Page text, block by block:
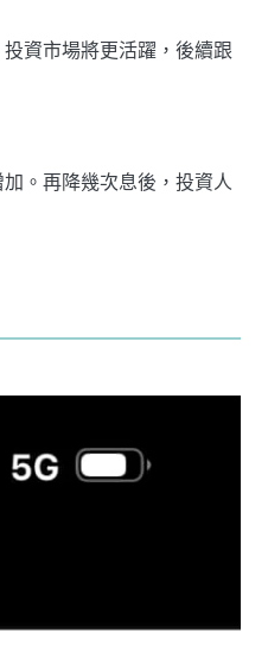
資市場將更活躍，後續跟
。再降幾次息後，投資人